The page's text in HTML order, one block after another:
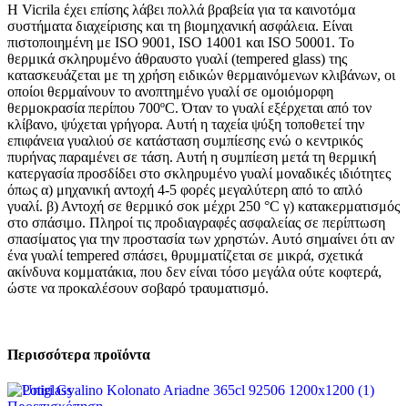
Η Vicrila έχει επίσης λάβει πολλά βραβεία για τα καινοτόμα
συστήματα διαχείρισης και τη βιομηχανική ασφάλεια. Είναι
πιστοποιημένη με ISO 9001, ISO 14001 και ISO 50001. Το
θερμικά σκληρυμένο άθραυστο γυαλί (tempered glass) της
κατασκευάζεται με τη χρήση ειδικών θερμαινόμενων κλιβάνων, οι
οποίοι θερμαίνουν το ανοπτημένο γυαλί σε ομοιόμορφη
θερμοκρασία περίπου 700ºC. Όταν το γυαλί εξέρχεται από τον
κλίβανο, ψύχεται γρήγορα. Αυτή η ταχεία ψύξη τοποθετεί την
επιφάνεια γυαλιού σε κατάσταση συμπίεσης ενώ ο κεντρικός
πυρήνας παραμένει σε τάση. Αυτή η συμπίεση μετά τη θερμική
κατεργασία προσδίδει στο σκληρυμένο γυαλί μοναδικές ιδιότητες
όπως α) μηχανική αντοχή 4-5 φορές μεγαλύτερη από το απλό
γυαλί. β) Αντοχή σε θερμικό σοκ μέχρι 250 °C γ) κατακερματισμός
στο σπάσιμο. Πληροί τις προδιαγραφές ασφαλείας σε περίπτωση
σπασίματος για την προστασία των χρηστών. Αυτό σημαίνει ότι αν
ένα γυαλί tempered σπάσει, θρυμματίζεται σε μικρά, σχετικά
ακίνδυνα κομματάκια, που δεν είναι τόσο μεγάλα ούτε κοφτερά,
ώστε να προκαλέσουν σοβαρό τραυματισμό.
Περισσότερα προϊόντα